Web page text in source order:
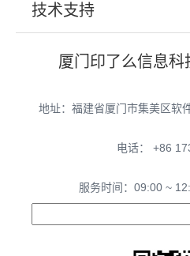
技术支持
厦门印了么信息科
地址：福建省厦门市集美区软
电话： +86
服务时间：09:00 ~